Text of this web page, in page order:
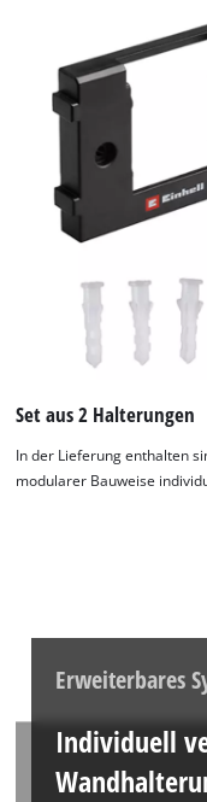
Set aus 2 Halterungen
In der Lieferung enthalten
modularer Bauweise
Erweiterbares
Individuell